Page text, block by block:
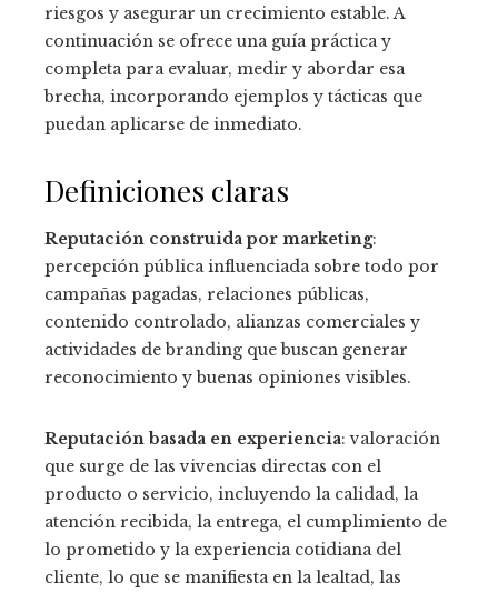
riesgos y asegurar un crecimiento estable. A
continuación se ofrece una guía práctica y
completa para evaluar, medir y abordar esa
brecha, incorporando ejemplos y tácticas que
puedan aplicarse de inmediato.
Definiciones claras
Reputación construida por marketing:
percepción pública influenciada sobre todo por
campañas pagadas, relaciones públicas,
contenido controlado, alianzas comerciales y
actividades de branding que buscan generar
reconocimiento y buenas opiniones visibles.
Reputación basada en experiencia: valoración
que surge de las vivencias directas con el
producto o servicio, incluyendo la calidad, la
atención recibida, la entrega, el cumplimiento de
lo prometido y la experiencia cotidiana del
cliente, lo que se manifiesta en la lealtad, las